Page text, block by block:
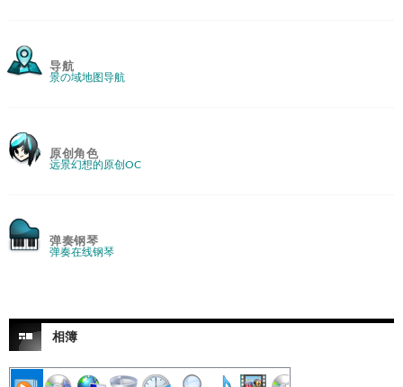
导航
景の域地图导航
原创角色
远景幻想的原创OC
弹奏钢琴
弹奏在线钢琴
相簿